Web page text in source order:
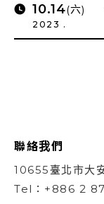
10.14(六)
2023 .
聯絡我們
10655臺北市大
Tel：+886 2